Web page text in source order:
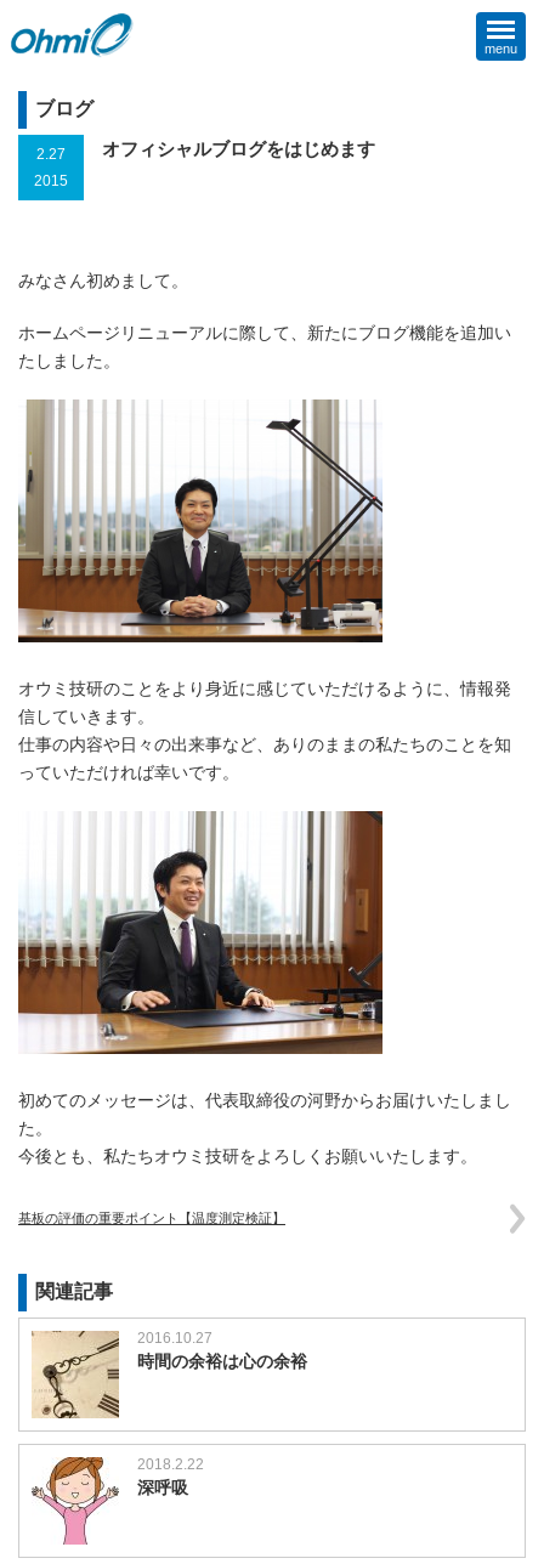
menu
ブログ
2.27
2015
オフィシャルブログをはじめます
みなさん初めまして。
ホームページリニューアルに際して、新たにブログ機能を追加い
たしました。
オウミ技研のことをより身近に感じていただけるように、情報発
信していきます。
仕事の内容や日々の出来事など、ありのままの私たちのことを知
っていただければ幸いです。
初めてのメッセージは、代表取締役の河野からお届けいたしまし
た。
今後とも、私たちオウミ技研をよろしくお願いいたします。
基板の評価の重要ポイント【温度測定検証】
関連記事
2016.10.27
時間の余裕は心の余裕
2018.2.22
深呼吸